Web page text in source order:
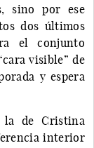
sino por ese
dos últimos
el conjunto
visible” de
y espera
la de Cristina
interior